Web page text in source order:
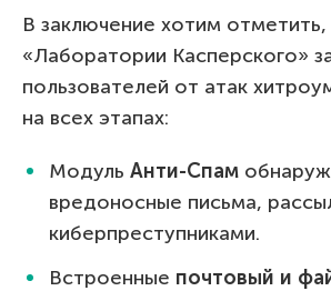
В заключение хотим
«Лаборатории Касперского»
пользователей от атак
на всех этапах:
Модуль Анти-Спам
вредоносные письма,
киберпреступниками.
Встроенные почтовый и